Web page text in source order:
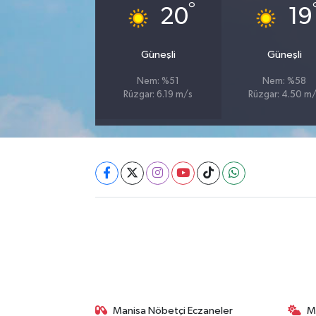
20°
Güneşli
Nem: %51
Rüzgar: 6.19 m/s
19
Güneşli
Nem: %58
Rüzgar: 4.50
Manisa Nöbetçi Eczaneler
Etiketler